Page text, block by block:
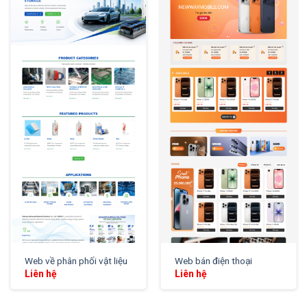
Web về phân phối vật liệu
Liên hệ
Web bán điện thoại
Liên hệ
XEM THỬ